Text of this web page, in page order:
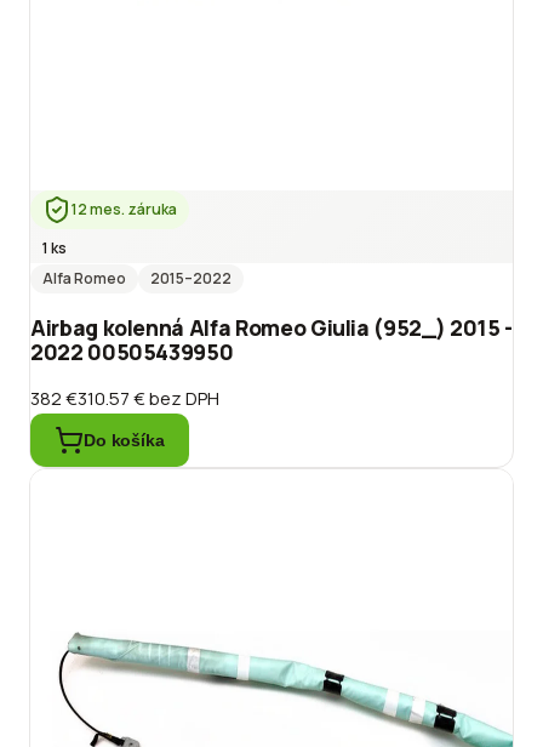
12 mes. záruka
1 ks
Alfa Romeo
2015–2022
Airbag kolenná Alfa Romeo Giulia (952_) 2015 -
2022 00505439950
382 €310.57 €bez DPH
Do košíka